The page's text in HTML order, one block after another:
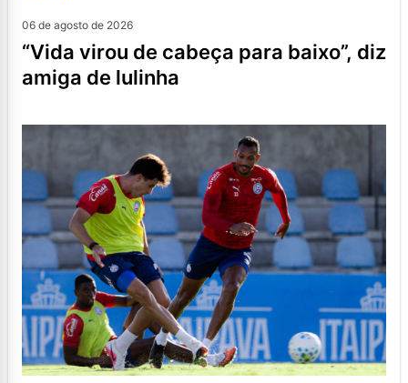
06 de agosto de 2026
“vida virou de cabeça para baixo”, diz
amiga de lulinha